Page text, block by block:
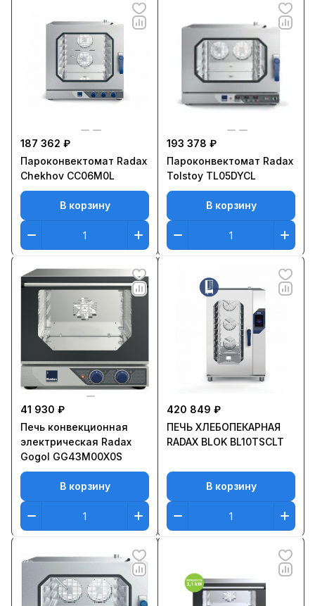
187 362 ₽
Пароконвектомат Radax
Chekhov CC06M0L
В корзину
193 378 ₽
Пароконвектомат Radax
Tolstoy TL05DYCL
В корзину
41 930 ₽
Печь конвекционная
электрическая Radax
Gogol GG43M00X0S
В корзину
420 849 ₽
ПЕЧЬ ХЛЕБОПЕКАРНАЯ
RADAX BLOK BL10TSCLT
В корзину